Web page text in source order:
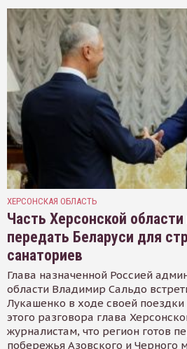
ХЕРСОНСКАЯ ОБЛАСТЬ
Часть Херсонской
передать Беларуси для
санаториев
Глава назначенной Россией
области Владимир Сальдо
Лукашенко в ходе своей
этого разговора глава
журналистам, что регион готов
побережья Азовского и Черного